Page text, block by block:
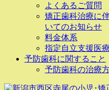
よくあるご質問
矯正歯科治療に
いてのお知らせ
料金体系
指定自立支援医
予防歯科に関すること
予防歯科の治療